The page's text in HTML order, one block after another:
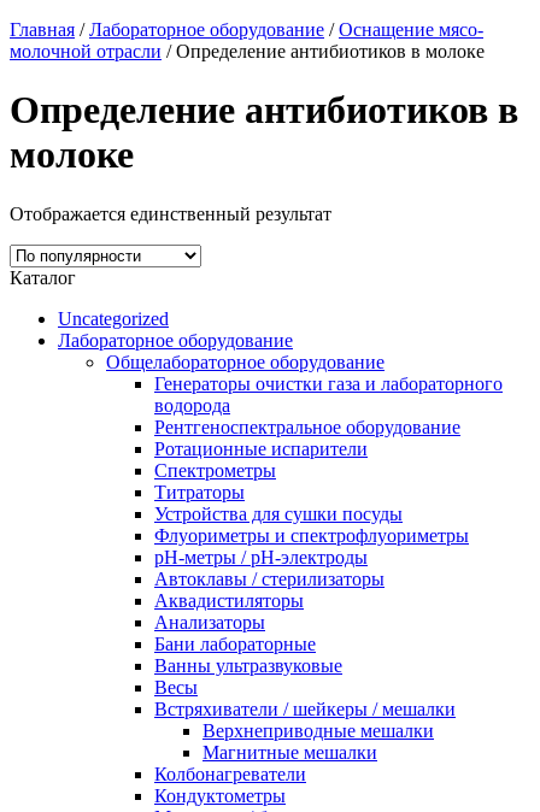
Главная /Лабораторное оборудование /Оснащение мясо-
молочной отрасли / Определение антибиотиков в молоке
Определение антибиотиков в
молоке
Отображается единственный результат
Каталог
Uncategorized
Лабораторное оборудование
Общелабораторное оборудование
Генераторы очистки газа и лабораторного
водорода
Рентгеноспектральное оборудование
Ротационные испарители
Спектрометры
Титраторы
Устройства для сушки посуды
Флуориметры и спектрофлуориметры
pН-метры / рН-электроды
Автоклавы / стерилизаторы
Аквадистиляторы
Анализаторы
Бани лабораторные
Ванны ультразвуковые
Весы
Встряхиватели / шейкеры / мешалки
Верхнеприводные мешалки
Магнитные мешалки
Колбонагреватели
Кондуктометры